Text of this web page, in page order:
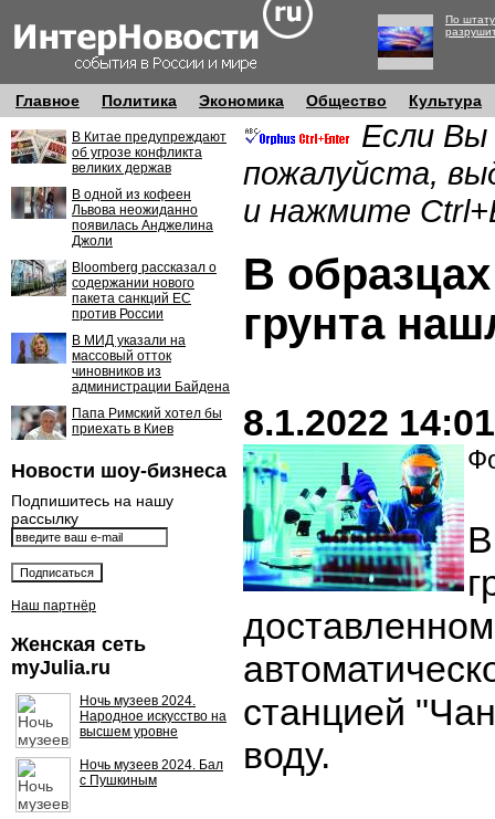
По
Главное Политика Экономика Общество Культура
В Китае предупреждают
об угрозе конфликта
великих держав
В одной из кофеен
Львова неожиданно
появилась Анджелина
Джоли
Bloomberg рассказал о
содержании нового
пакета санкций ЕС
против России
В МИД указали на
массовый отток
чиновников из
администрации Байдена
Папа Римский хотел бы
приехать в Киев
Новости шоу-бизнеса
Подпишитесь на нашу
рассылку
Наш партнёр
Женская сеть
myJulia.ru
Ночь музеев 2024.
Народное искусство на
высшем уровне
Ночь музеев 2024. Бал
с Пушкиным
Если Вы
пожалуйста,
и нажмите
В
грунта
8.1.2022 14:01
станцией
воду.